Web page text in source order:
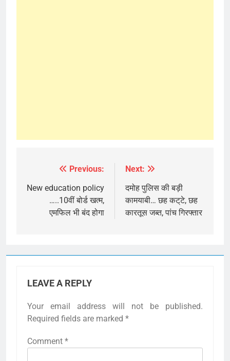
navigation
Previous:
New education policy
…..10वीं बोर्ड खत्म,
एमफिल भी बंद होगा
Next:
दमोह पुलिस की बड़ी
कामयाबी… छह कट्‌टे, छह
कारतूस जब्त, पांच गिरफ्तार
LEAVE A REPLY
Your email address will not be published.
Required fields are marked *
Comment *